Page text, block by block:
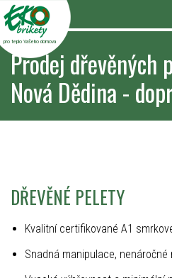
pro teplo Vašeho domova
Prodej dřevěných
Nová Dědina -
DŘEVĚNÉ PELETY
Kvalitní certifikované A1
Snadná manipulace, nenáročné